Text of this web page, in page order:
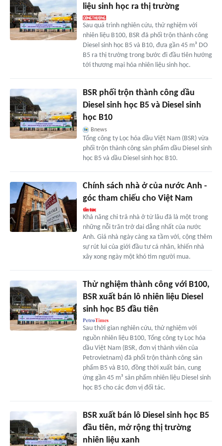
liệu sinh học ra thị trường
Sau quá trình nghiên cứu, thử nghiệm với
nhiên liệu B100, BSR đã phối trộn thành công
Diesel sinh học B5 và B10, đưa gần 45 m³ DO
B5 ra thị trường trong bước đi đầu tiên hướng
tới thương mại hóa nhiên liệu sinh học.
BSR phối trộn thành công dầu
Diesel sinh học B5 và Diesel sinh
học B10
Bnews
Tổng công ty Lọc hóa dầu Việt Nam (BSR) vừa
phối trộn thành công sản phẩm dầu Diesel sinh
học B5 và dầu Diesel sinh học B10.
Chính sách nhà ở của nước Anh -
góc tham chiếu cho Việt Nam
Khả năng chi trả nhà ở từ lâu đã là một trong
những nỗi trăn trở dai dẳng nhất của nước
Anh. Giá nhà ngày càng xa tầm với, cộng thêm
sự rút lui của giới đầu tư cá nhân, khiến nhà
xây xong ngày một khó tìm người mua.
Thử nghiệm thành công với B100,
BSR xuất bán lô nhiên liệu Diesel
sinh học B5 đầu tiên
Sau thời gian nghiên cứu, thử nghiệm với
nguồn nhiên liệu B100, Tổng công ty Lọc hóa
dầu Việt Nam (BSR, đơn vị thành viên của
Petrovietnam) đã phối trộn thành công sản
phẩm B5 và B10, đồng thời xuất bán, cung
ứng gần 45 m³ sản phẩm nhiên liệu Diesel sinh
học B5 cho các đơn vị đối tác.
BSR xuất bán lô Diesel sinh học B5
đầu tiên, mở rộng thị trường
nhiên liệu xanh